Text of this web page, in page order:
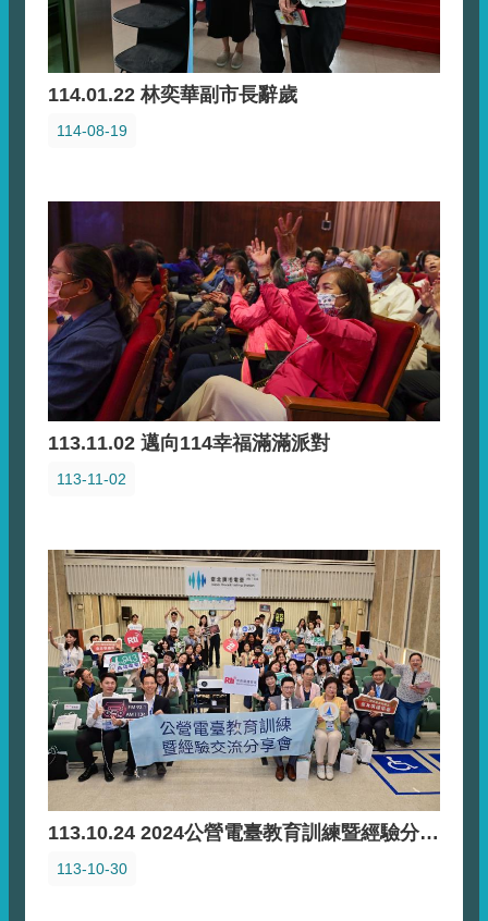
114.01.22 林奕華副市長辭歲
114-08-19
113.11.02 邁向114幸福滿滿派對
113-11-02
113.10.24 2024公營電臺教育訓練暨經驗分享會
113-10-30